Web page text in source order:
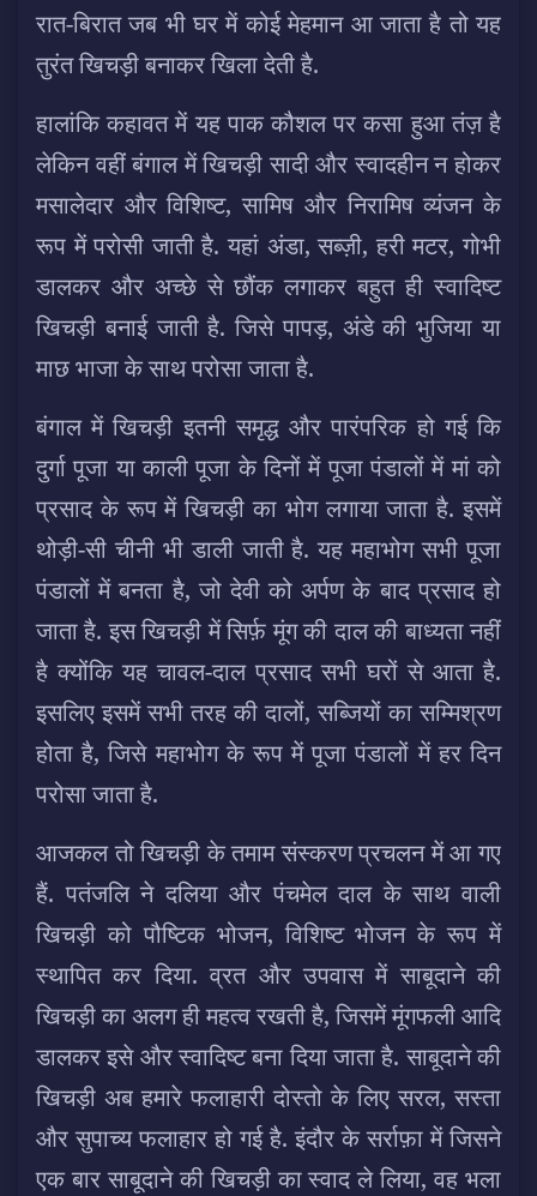
रात-बिरात जब भी घर में कोई मेहमान आ जाता है तो यह
तुरंत खिचड़ी बनाकर खिला देती है.
हालांकि कहावत में यह पाक कौशल पर कसा हुआ तंज़ है
लेकिन वहीं बंगाल में खिचड़ी सादी और स्वादहीन न होकर
मसालेदार और विशिष्ट, सामिष और निरामिष व्यंजन के
रूप में परोसी जाती है. यहां अंडा, सब्ज़ी, हरी मटर, गोभी
डालकर और अच्छे से छौंक लगाकर बहुत ही स्वादिष्ट
खिचड़ी बनाई जाती है. जिसे पापड़, अंडे की भुजिया या
माछ भाजा के साथ परोसा जाता है.
बंगाल में खिचड़ी इतनी समृद्ध और पारंपरिक हो गई कि
दुर्गा पूजा या काली पूजा के दिनों में पूजा पंडालों में मां को
प्रसाद के रूप में खिचड़ी का भोग लगाया जाता है. इसमें
थोड़ी-सी चीनी भी डाली जाती है. यह महाभोग सभी पूजा
पंडालों में बनता है, जो देवी को अर्पण के बाद प्रसाद हो
जाता है. इस खिचड़ी में सिर्फ़ मूंग की दाल की बाध्यता नहीं
है क्योंकि यह चावल-दाल प्रसाद सभी घरों से आता है.
इसलिए इसमें सभी तरह की दालों, सब्जियों का सम्मिश्रण
होता है, जिसे महाभोग के रूप में पूजा पंडालों में हर दिन
परोसा जाता है.
आजकल तो खिचड़ी के तमाम संस्करण प्रचलन में आ गए
हैं. पतंजलि ने दलिया और पंचमेल दाल के साथ वाली
खिचड़ी को पौष्टिक भोजन, विशिष्ट भोजन के रूप में
स्थापित कर दिया. व्रत और उपवास में साबूदाने की
खिचड़ी का अलग ही महत्व रखती है, जिसमें मूंगफली आदि
डालकर इसे और स्वादिष्ट बना दिया जाता है. साबूदाने की
खिचड़ी अब हमारे फलाहारी दोस्तो के लिए सरल, सस्ता
और सुपाच्य फलाहार हो गई है. इंदौर के सर्राफ़ा में जिसने
एक बार साबूदाने की खिचड़ी का स्वाद ले लिया, वह भला